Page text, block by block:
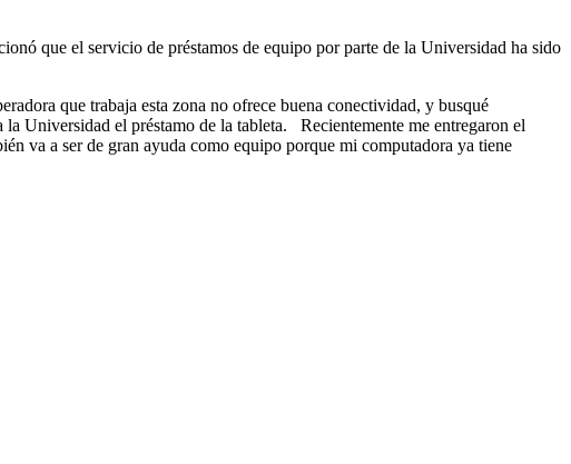
que el servicio de préstamos de equipo por parte de la Universidad ha sido
que trabaja esta zona no ofrece buena conectividad, y busqué
Universidad el préstamo de la tableta. Recientemente me entregaron el
va a ser de gran ayuda como equipo porque mi computadora ya tiene